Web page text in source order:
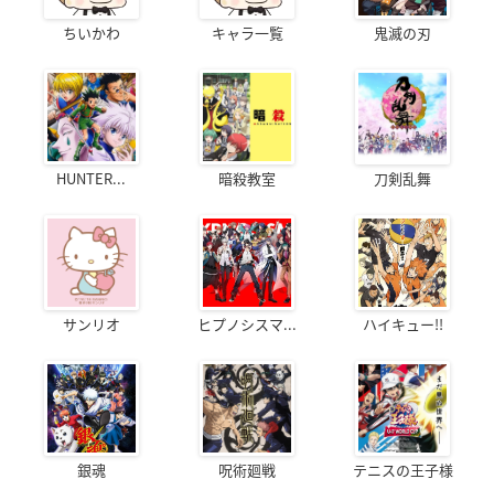
ちいかわ キャラ一覧 鬼滅の刃
HUNTER... 暗殺教室 刀剣乱舞
サンリオ ヒプノシスマ... ハイキュー!!
銀魂 呪術廻戦 テニスの王子様